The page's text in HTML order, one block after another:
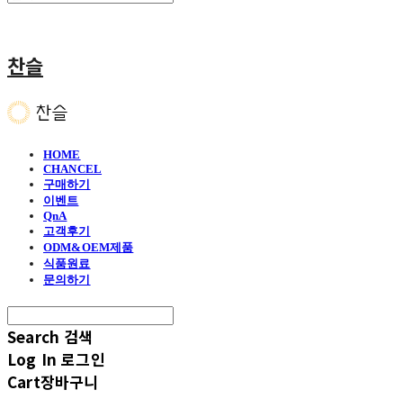
찬슬
HOME
CHANCEL
구매하기
이벤트
QnA
고객후기
ODM&OEM제품
식품원료
문의하기
Search 검색
Log In 로그인
Cart장바구니